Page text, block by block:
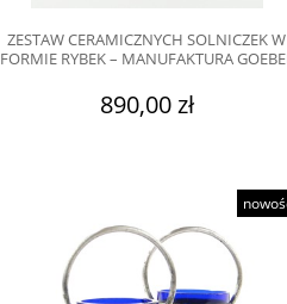
ZESTAW CERAMICZNYCH SOLNICZEK W
FORMIE RYBEK – MANUFAKTURA
890,00 zł